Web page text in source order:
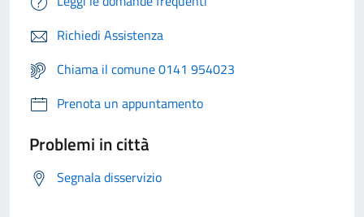
Richiedi Assistenza
Chiama il comune 0141 954023
Prenota un appuntamento
Problemi in città
Segnala disservizio